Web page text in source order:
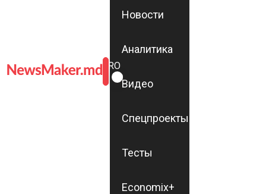
ROMÂNĂ
RU
Новости
Аналитика
Видео
Спецпроекты
Тесты
Economix+